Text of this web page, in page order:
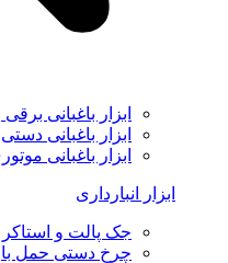
ابزار باغبانی
ابزار باغبانی دستی
ابزار باغبانی
ابزار انبارداری
جک پالت و استاکر
چرخ دستی حمل